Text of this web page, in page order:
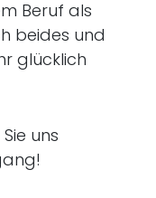
Beruf als
beides und
glücklich
uns